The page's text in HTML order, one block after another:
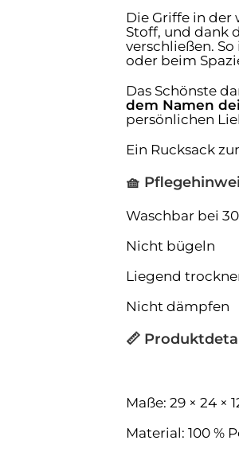
Die Griffe in der
Stoff, und dank
verschließen.
oder beim
Das Schönste
dem Namen
persönlichen
Ein Rucksack
🧺
Waschbar bei 30
Nicht bügeln
Liegend
Nicht dämpfen
📏
Maße: 29 × 24 ×
Material: 100 %